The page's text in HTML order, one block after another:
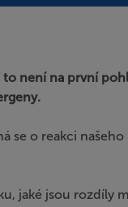
není na první
o reakci
jaké jsou rozdíly